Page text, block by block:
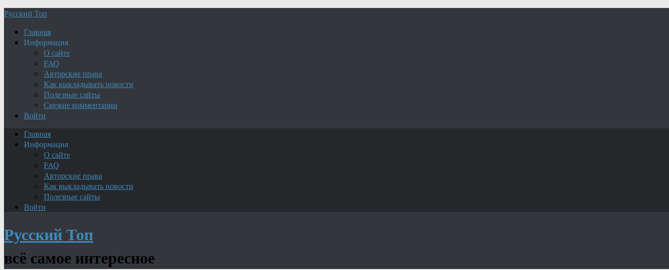
Русский Топ
Главная
Информация
О сайте
FAQ
Авторские права
Как выкладывать новости
Полезные сайты
Свежие комментарии
Войти
Главная
Информация
О сайте
FAQ
Авторские права
Как выкладывать новости
Полезные сайты
Войти
Русский Топ
всё самое интересное